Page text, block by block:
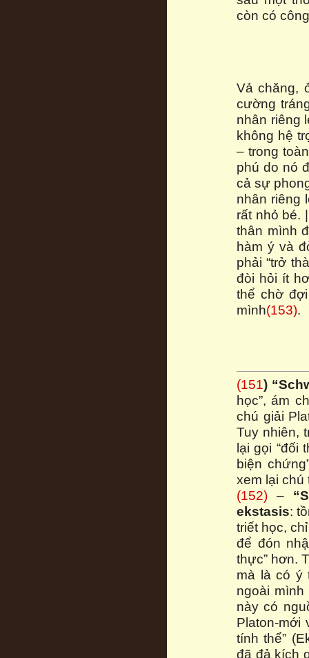
còn có
Vả chăng,
cường
nhân riêng
không hệ
– trong
phú do nó
cả sự
nhân riêng
rất nhỏ bé.
thân mình
hàm ý và
phải “trở
đòi hỏi ít
thể chờ
mình(153).
(151)
học”, ám
chú giải
Tuy nhiên,
lại gọi “đối
biện
xem lại chú
(152) –
ekstasis:
triết học,
để đón
thực” hơn.
mà là có ý
ngoài
này có
Platon-mới
tính thể”
đã đả kích